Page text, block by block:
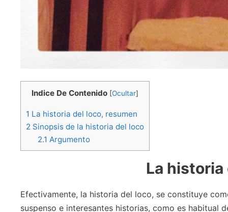
Indice De Contenido [Ocultar]
1 La historia del loco, resumen
2 Sinopsis de la historia del loco
2.1 Argumento
La
Efectivamente, la historia del loco, se constituye
suspenso e interesantes historias, como es habitual